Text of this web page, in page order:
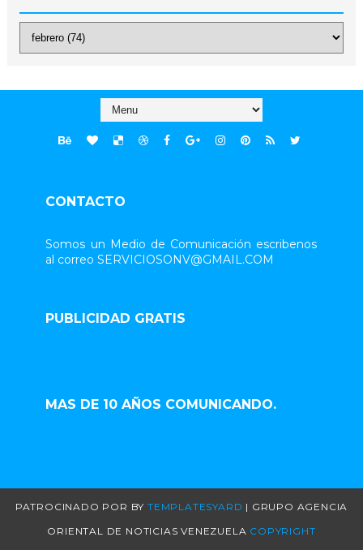
CONTACTO
Somos un Medio de Comunicación escribenos
al correo SERVICIOSONV@GMAIL.COM
PUBLICIDAD GRATIS
MAS DE 10 AÑOS COMUNICANDO.
PATROCINADO POR BY TEMPLATESYARD | GRUPO AGENCIA
ORIENTAL DE NOTICIAS VENEZUELA COPYRIGHT